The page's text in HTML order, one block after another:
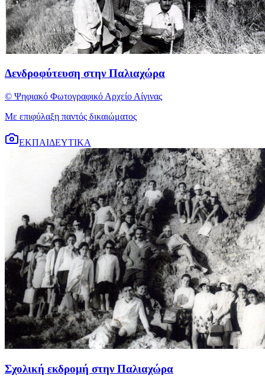
Δενδροφύτευση στην Παλιαχώρα
© Ψηφιακό Φωτογραφικό Αρχείο Αίγινας
Με επιφύλαξη παντός δικαιώματος
ΕΚΠΑΙΔΕΥΤΙΚΑ
Σχολική εκδρομή στην Παλιαχώρα